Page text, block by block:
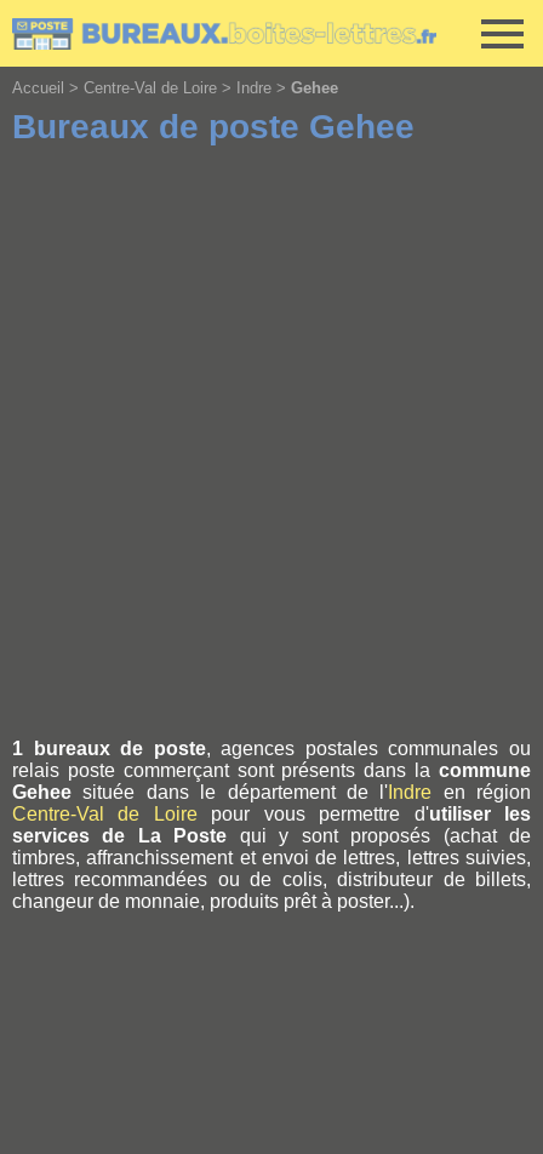
Accueil > Centre-Val de Loire > Indre > Gehee
Bureaux de poste Gehee
1 bureaux de poste, agences postales communales ou
relais poste commerçant sont présents dans la commune
Gehee située dans le département de l' Indre en région
Centre-Val de Loirepour vous permettre d'utiliser les
services de La Poste qui y sont proposés (achat de
timbres, affranchissement et envoi de lettres, lettres suivies,
lettres recommandées ou de colis, distributeur de billets,
changeur de monnaie, produits prêt à poster...).